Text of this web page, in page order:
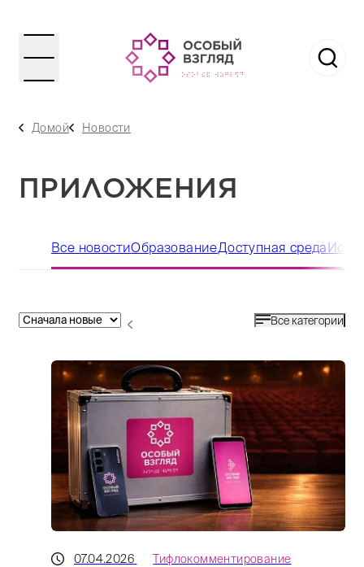
Домой Новости
ПРИЛОЖЕНИЯ
Все новостиОбразованиеДоступная среда
Все категории
07.04.2026 Тифлокомментирование